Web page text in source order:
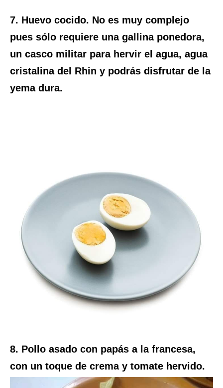
7. Huevo cocido. No es muy complejo
pues sólo requiere una gallina ponedora,
un casco militar para hervir el agua, agua
cristalina del Rhin y podrás disfrutar de la
yema dura.
8. Pollo asado con papás a la francesa,
con un toque de crema y tomate hervido.